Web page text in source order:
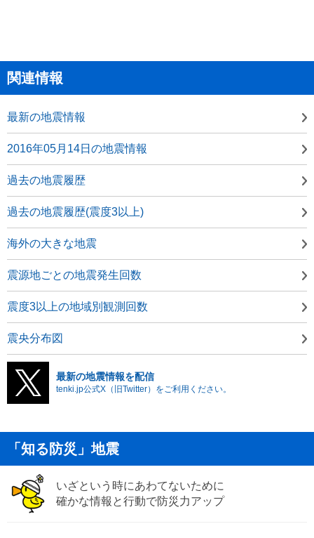
関連情報
最新の地震情報
2016年05月14日の地震情報
過去の地震履歴
過去の地震履歴(震度3以上)
海外の大きな地震
震源地ごとの地震発生回数
震度3以上の地域別観測回数
震央分布図
最新の地震情報を配信
tenki.jp公式X（旧Twitter）をご利用ください。
「知る防災」地震
いざという時にあわてないために
確かな情報と行動で防災力アップ